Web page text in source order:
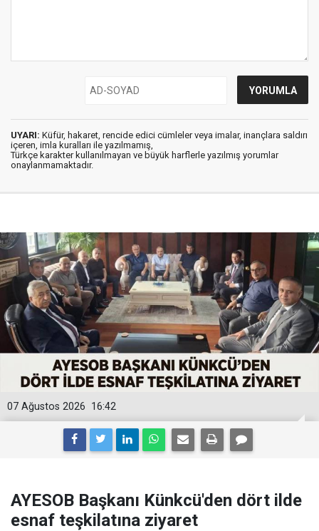
UYARI: Küfür, hakaret, rencide edici cümleler veya imalar, inançlara saldırı
içeren, imla kuralları ile yazılmamış,
Türkçe karakter kullanılmayan ve büyük harflerle yazılmış yorumlar
onaylanmamaktadır.
16:42
07 Ağustos 2026
AYESOB Başkanı Künkcü'den dört ilde
esnaf teşkilatına ziyaret